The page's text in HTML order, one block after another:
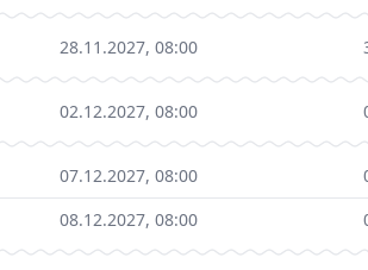
28.11.2027, 08:00
02.12.2027, 08:00
07.12.2027, 08:00
08.12.2027, 08:00